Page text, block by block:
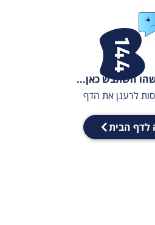
השתבש כאן...
לרענן את הדף
לדף הבית